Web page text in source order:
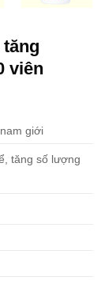
viên
giới
tăng số lượng